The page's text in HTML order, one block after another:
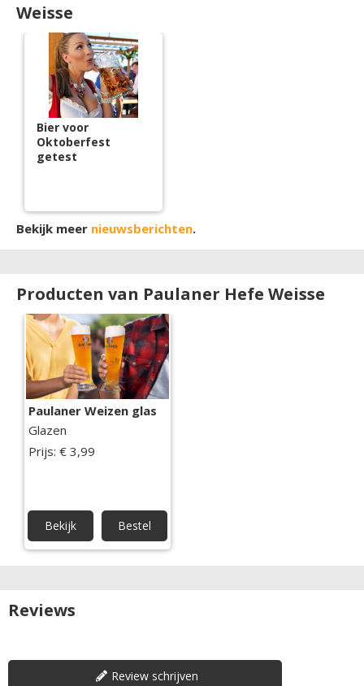
Weisse
Bier voor
Oktoberfest
getest
Bekijk meer nieuwsberichten.
Producten van Paulaner Hefe Weisse
Paulaner Weizen glas
Glazen
Prijs: € 3,99
Bekijk Bestel
Reviews
Review schrijven